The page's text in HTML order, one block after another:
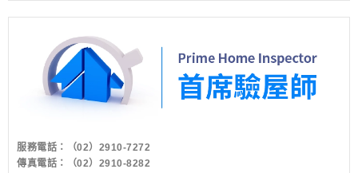
服務電話：
（02）2910-7272
傳真電話：（02）2910-8282